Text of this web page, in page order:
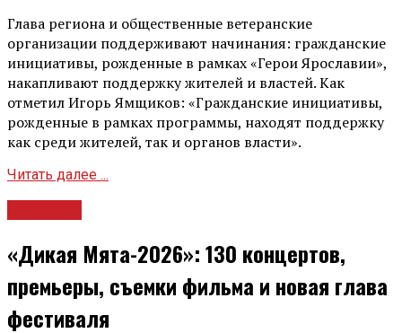
Глава региона и общественные ветеранские
организации поддерживают начинания: гражданские
инициативы, рожденные в рамках «Герои Ярославии»,
накапливают поддержку жителей и властей. Как
отметил Игорь Ямщиков: «Гражданские инициативы,
рожденные в рамках программы, находят поддержку
как среди жителей, так и органов власти».
Читать далее ...
«Дикая Мята-2026»: 130 концертов,
премьеры, съемки фильма и новая глава
фестиваля